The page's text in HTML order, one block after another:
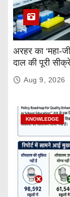
अरहर का ‘महा-
दाल की पूरी
Aug 9, 2026
KNOWLEDGE